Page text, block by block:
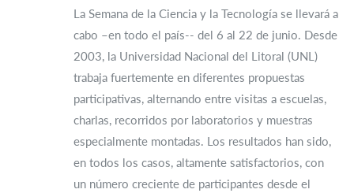
La Semana de la Ciencia y la Tecnología se llevará a
cabo –en todo el país-- del 6 al 22 de junio. Desde
2003, la Universidad Nacional del Litoral (UNL)
trabaja fuertemente en diferentes propuestas
participativas, alternando entre visitas a escuelas,
charlas, recorridos por laboratorios y muestras
especialmente montadas. Los resultados han sido,
en todos los casos, altamente satisfactorios, con
un número creciente de participantes desde el